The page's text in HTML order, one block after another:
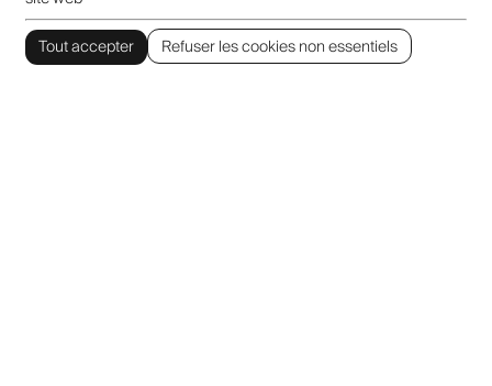
Tout accepter
Refuser les cookies non essentiels